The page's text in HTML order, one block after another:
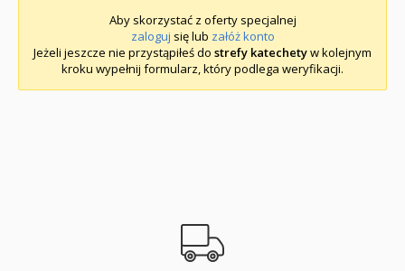
Aby skorzystać z oferty specjalnej
zaloguj się lub załóż konto
Jeżeli jeszcze nie przystąpiłeś do strefy katechetyw kolejnym
kroku wypełnij formularz, który podlega weryfikacji.